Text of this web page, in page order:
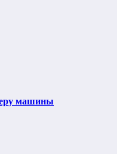
машины